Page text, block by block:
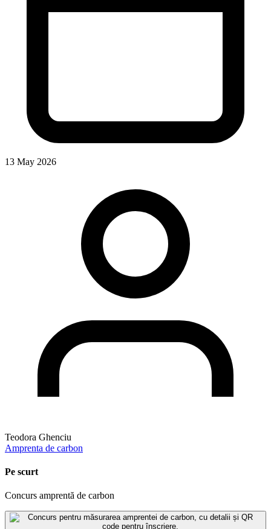
13 May 2026
Teodora Ghenciu
Amprenta de carbon
Pe scurt
Concurs amprentă de carbon